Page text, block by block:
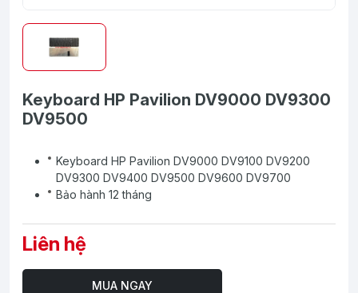
Keyboard HP Pavilion DV9000 DV9300
DV9500
Keyboard HP Pavilion DV9000 DV9100 DV9200
DV9300 DV9400 DV9500 DV9600 DV9700
Bảo hành 12 tháng
Liên hệ
MUA NGAY